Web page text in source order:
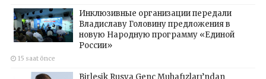
Инклюзивные организации передали
Владиславу Головину предложения в
новую Народную программу «Единой
России»
15 saat önce
Birleşik Rusya Genç Muhafızları’ndan